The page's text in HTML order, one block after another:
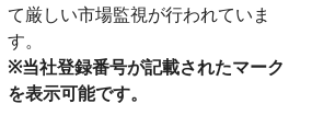
て厳しい市場監視が行われていま
す。
※当社登録番号が記載されたマーク
を表示可能です。